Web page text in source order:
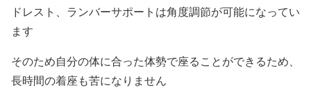
ドレスト、ランバーサポートは角度調節が可能になってい
ます
そのため自分の体に合った体勢で座ることができるため、
長時間の着座も苦になりません